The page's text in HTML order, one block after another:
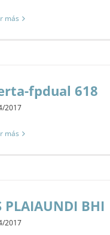
más
fpdual 618
2017
más
PLAIAUNDI BHI
2017